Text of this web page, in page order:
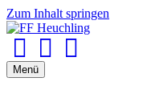
Zum Inhalt springen
Menü